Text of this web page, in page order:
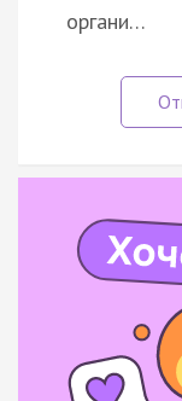
органи…